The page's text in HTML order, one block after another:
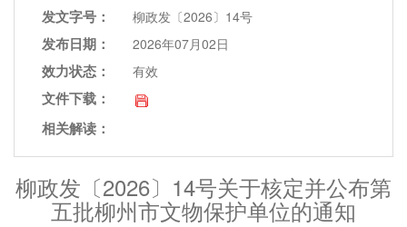
发文字号： 柳政发〔2026〕14号
发布日期： 2026年07月02日
效力状态： 有效
文件下载：
相关解读：
柳政发〔2026〕14号关于核定并公布第
五批柳州市文物保护单位的通知